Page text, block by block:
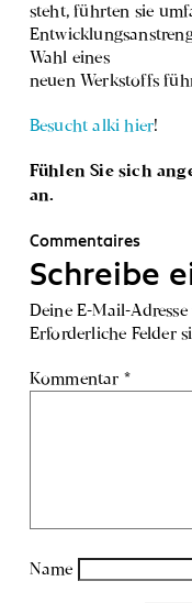
steht, führten sie
Wahl eines
neuen Werkstoffs
Besucht alki hier!
Fühlen Sie sich
an.
Commentaires
Schreibe
Deine E-Mail-
Erforderliche Felder
Kommentar *
Name